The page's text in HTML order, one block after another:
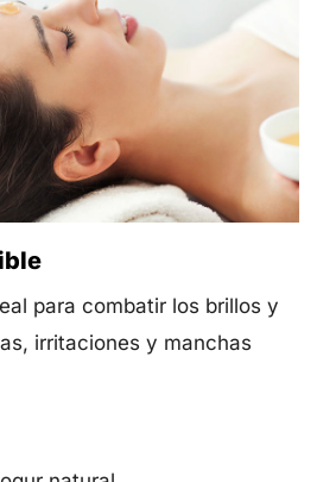
para combatir los brillos y
irritaciones y manchas